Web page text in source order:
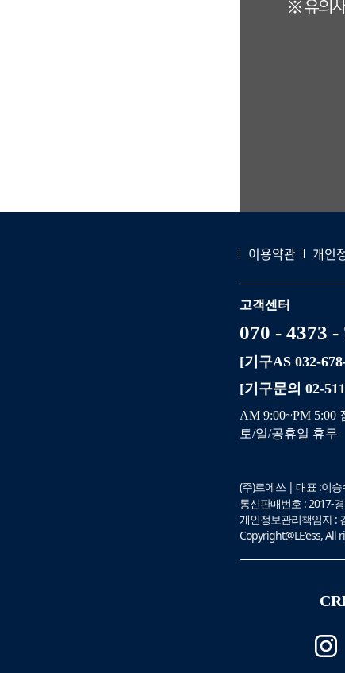
이용약관 개인
고객센터
070 - 4373 -
[기구AS 032-
[기구문의 02-
AM 9:00~PM 5:00
토/일/공휴일 휴무
(주)르에쓰 | 대표 :이
통신판매번호 : 2017-
개인정보관리책임자 :
Copyright@LE'ess, All